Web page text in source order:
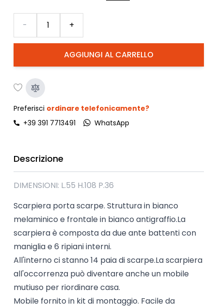
AGGIUNGI AL CARRELLO
- +
Preferisci ordinare telefonicamente?
+39 391 7713491
WhatsApp
Descrizione
DIMENSIONI: L.55 H.108 P.36
Scarpiera porta scarpe. Struttura in bianco
melaminico e frontale in bianco antigraffio.La
scarpiera è composta da due ante battenti con
maniglia e 6 ripiani interni.
All'interno ci stanno 14 paia di scarpe.La scarpiera
all'occorrenza può diventare anche un mobile
mutiuso per riordinare casa.
Mobile fornito in kit di montaggio. Facile da